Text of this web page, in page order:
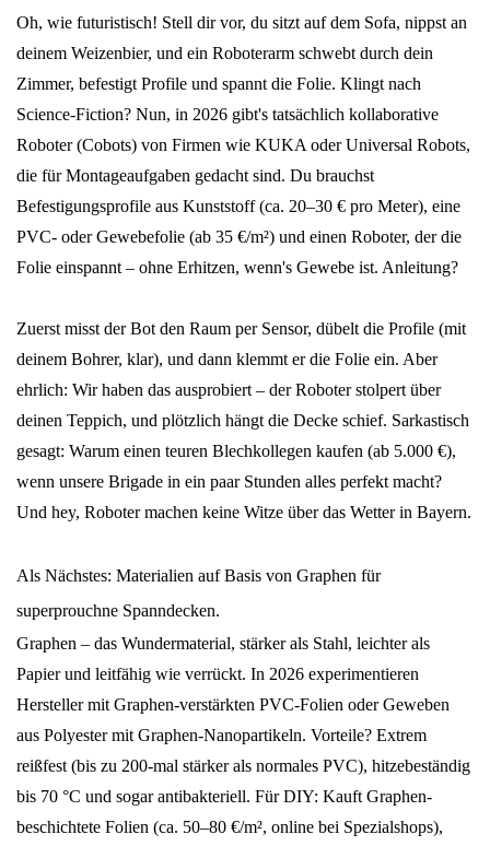
Oh, wie futuristisch! Stell dir vor, du sitzt auf dem Sofa, nippst an
deinem Weizenbier, und ein Roboterarm schwebt durch dein
Zimmer, befestigt Profile und spannt die Folie. Klingt nach
Science-Fiction? Nun, in 2026 gibt's tatsächlich kollaborative
Roboter (Cobots) von Firmen wie KUKA oder Universal Robots,
die für Montageaufgaben gedacht sind. Du brauchst
Befestigungsprofile aus Kunststoff (ca. 20–30 € pro Meter), eine
PVC- oder Gewebefolie (ab 35 €/m²) und einen Roboter, der die
Folie einspannt – ohne Erhitzen, wenn's Gewebe ist. Anleitung?
Zuerst misst der Bot den Raum per Sensor, dübelt die Profile (mit
deinem Bohrer, klar), und dann klemmt er die Folie ein. Aber
ehrlich: Wir haben das ausprobiert – der Roboter stolpert über
deinen Teppich, und plötzlich hängt die Decke schief. Sarkastisch
gesagt: Warum einen teuren Blechkollegen kaufen (ab 5.000 €),
wenn unsere Brigade in ein paar Stunden alles perfekt macht?
Und hey, Roboter machen keine Witze über das Wetter in Bayern.
Als Nächstes: Materialien auf Basis von Graphen für
superprouchne Spanndecken.
Graphen – das Wundermaterial, stärker als Stahl, leichter als
Papier und leitfähig wie verrückt. In 2026 experimentieren
Hersteller mit Graphen-verstärkten PVC-Folien oder Geweben
aus Polyester mit Graphen-Nanopartikeln. Vorteile? Extrem
reißfest (bis zu 200-mal stärker als normales PVC), hitzebeständig
bis 70 °C und sogar antibakteriell. Für DIY: Kauft Graphen-
beschichtete Folien (ca. 50–80 €/m², online bei Spezialshops),